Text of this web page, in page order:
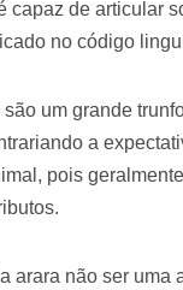
capaz de articular
no código
um grande
a
pois
arara não ser uma